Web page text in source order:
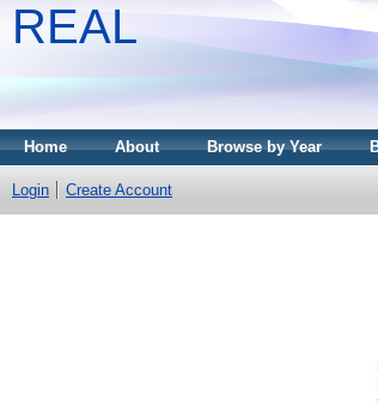
REAL
Home About Browse by Year
Login Create Account